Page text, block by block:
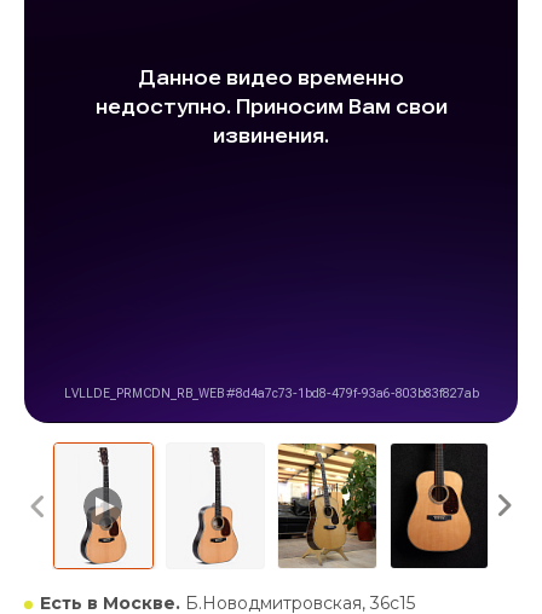
Есть в Москве. Б.Новодмитровская, 36с15